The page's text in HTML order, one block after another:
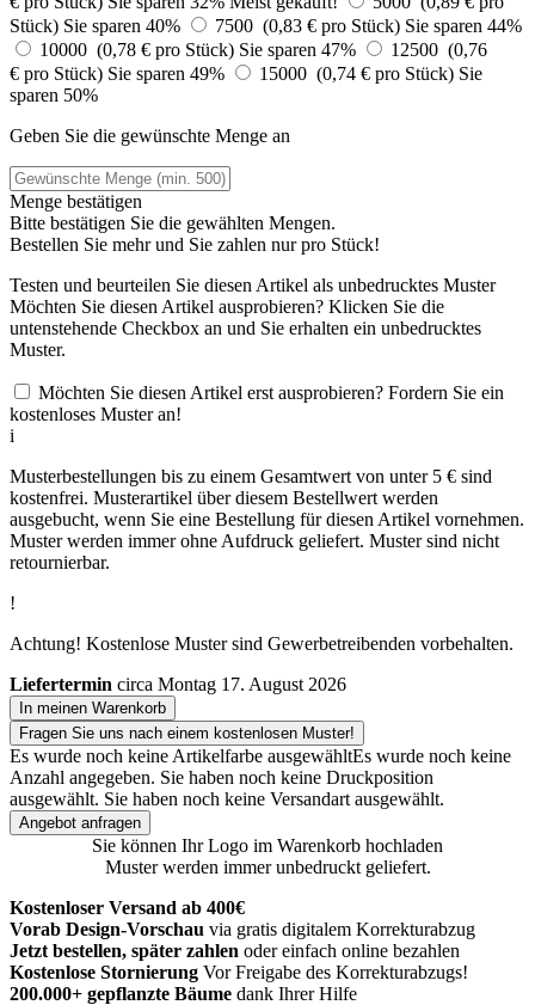
Stück) Sie sparen 40% 7500 (0,83 € pro Stück) Sie sparen 44%
10000 (0,78 € pro Stück) Sie sparen 47%
12500 (0,76
€ pro Stück) Sie sparen 49% 15000 (0,74 € pro Stück) Sie
sparen 50%
Geben Sie die gewünschte Menge an
Menge bestätigen
Bitte bestätigen Sie die gewählten Mengen.
Bestellen Sie mehr und Sie zahlen nurpro Stück!
Testen und beurteilen Sie diesen Artikel als unbedrucktes Muster
Möchten Sie diesen Artikel ausprobieren? Klicken Sie die
untenstehende Checkbox an und Sie erhalten ein unbedrucktes
Muster.
Möchten Sie diesen Artikel erst ausprobieren? Fordern Sie ein
kostenloses Muster an!
i
Musterbestellungen bis zu einem Gesamtwert von unter 5 € sind
kostenfrei. Musterartikel über diesem Bestellwert werden
ausgebucht, wenn Sie eine Bestellung für diesen Artikel vornehmen.
Muster werden immer ohne Aufdruck geliefert. Muster sind nicht
retournierbar.
!
Achtung! Kostenlose Muster sind Gewerbetreibenden vorbehalten.
Liefertermin circa Montag 17. August 2026
In meinen Warenkorb
Fragen Sie uns nach einem kostenlosen Muster!
Es wurde noch keine Artikelfarbe ausgewähltEs wurde noch keine
Anzahl angegeben. Sie haben noch keine Druckposition
ausgewählt. Sie haben noch keine Versandart ausgewählt.
Angebot anfragen
Sie können Ihr Logo im Warenkorb hochladen
Muster werden immer unbedruckt geliefert.
Kostenloser Versand ab 400€
Vorab Design-Vorschau via gratis digitalem Korrekturabzug
Jetzt bestellen, später zahlen oder einfach online bezahlen
Kostenlose Stornierung Vor Freigabe des Korrekturabzugs!
200.000+ gepflanzte Bäume dank Ihrer Hilfe